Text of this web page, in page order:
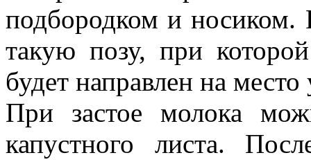
подбородком и носиком.
такую позу, при
будет направлен на
При застое молока
капустного листа.